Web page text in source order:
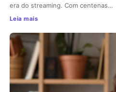
era do streaming. Com centenas…
Leia mais